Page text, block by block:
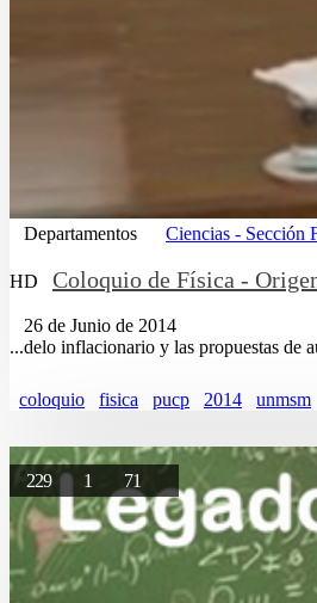
Departamentos Ciencias - Sección
HD Coloquio de Física -
26 de Junio de 2014
...delo inflacionario y las propuestas de
coloquio fisica pucp 2014 unmsm
2291 71